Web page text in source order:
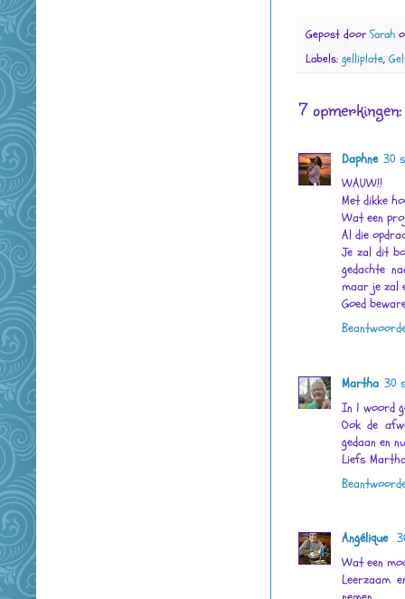
Gepost doorSarah
Labels: gelliplate,
7 opmerkingen:
Daphne 30
WAUW!!
Met dikke
Wat een
Al die
Je zal dit
gedachte
maar je zal
Goed
Martha 30
In 1 woord
Ook de
gedaan en
Liefs
Angélique
Wat een
Leerzaam